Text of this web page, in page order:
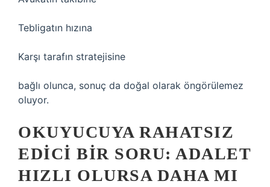
Tebligatın hızına
Karşı tarafın stratejisine
bağlı olunca, sonuç da doğal olarak öngörülemez
oluyor.
OKUYUCUYA RAHATSIZ
EDICI BIR SORU: ADALET
HIZLI OLURSA DAHA MI